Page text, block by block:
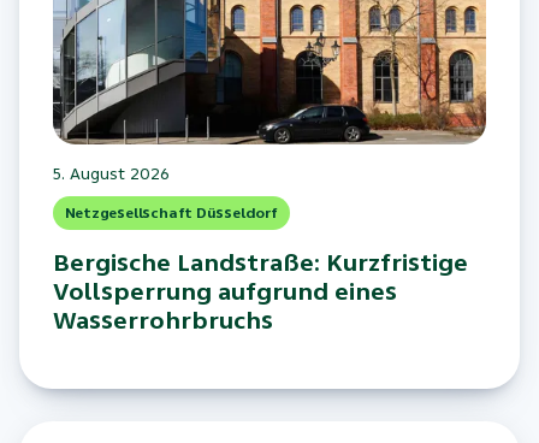
5. August 2026
Netzgesellschaft Düsseldorf
Bergische Landstraße: Kurzfristige
Vollsperrung aufgrund eines
Wasserrohrbruchs